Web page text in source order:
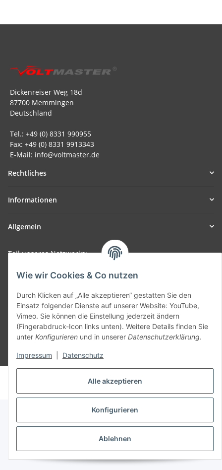
Alle akzeptieren
Konfigurieren
Ablehnen
Wie wir Cookies & Co nutzen
Durch Klicken auf „Alle akzeptieren“ gestatten Sie den
Einsatz folgender Dienste auf unserer Website: YouTube,
Vimeo. Sie können die Einstellung jederzeit ändern
(Fingerabdruck-Icon links unten). Weitere Details finden Sie
unter Konfigurieren und in unserer Datenschutzerklärung.
Impressum Datenschutz
Dickenreiser Weg 18d
87700 Memmingen
Deutschland
Tel.: +49 (0) 8331 990955
Fax: +49 (0) 8331 9913343
E-Mail: info@voltmaster.de
Rechtliches
Informationen
Allgemein
Teil unseres Netzwerks:
SmoliTec - Safety. Simplified. Worldwide. ( B2B Shop )
Vertrag widerrufen
* Alle Preise inkl. gesetzlicher USt., zzgl.
© voltmaster.de
JTL-Shop